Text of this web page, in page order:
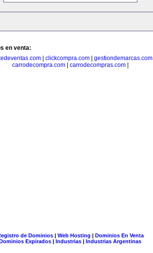
en venta:
| clickcompra.com| gestiondemarcas.com|
carrodecompra.com| carrodecompras.com|
de Dominios| Web Hosting | Dominios En Venta
Expirados | Industrias | Industrias Argentinas